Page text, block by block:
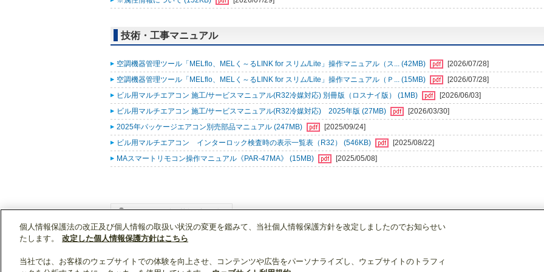
技術・工事マニュアル
空調機器管理ツール「MELflo、MELく～るLINK for スリム/Lite」操作マニュアル（ス... (42MB)
[2026/07/28]
空調機器管理ツール「MELflo、MELく～るLINK for スリム/Lite」操作マニュアル（Ｐ... (15MB)
[2026/07/28]
ビル用マルチエアコン 施工/サービスマニュアル(R32冷媒対応) 別冊版（ロスナイ版） (1MB)
[2026/06/03]
ビル用マルチエアコン 施工/サービスマニュアル(R32冷媒対応) 2025年版 (27MB)
[2026/03/30]
2025年パッケージエアコン別売部品マニュアル (247MB)
[2025/09/24]
ビル用マルチエアコン インターロック検査時の表示一覧表（R32） (546KB)
[2025/08/22]
MAスマートリモコン操作マニュアル《PAR-47MA》 (15MB)
[2025/05/08]
WIN2Kトップ 製品情報
個人情報保護法の改正及び個人情報の取扱い状況の変更を鑑みて、当社個人情報保護方針を改定しましたのでお知らせい
たします。
改定した個人情報保護方針はこちら
当社では、お客様のウェブサイトでの体験を向上させ、コンテンツや広告をパーソナライズし、ウェブサイトのトラフィ